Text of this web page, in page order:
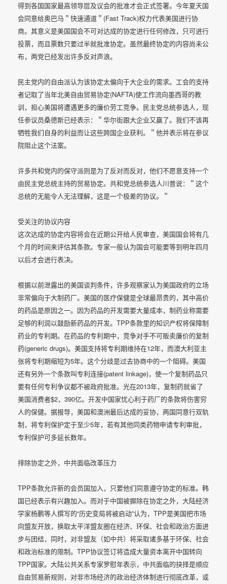
得到各国国家最高领导层及议会的批准才会正式签署。今年夏天国
会同意给奥巴马＂快速通道＂(Fast Track)权力代表美国进行协
商。其意义是美国国会不可对达成的协定进行任何修改，只可进行
投票，而且票数只要过半就批准协定。虽然最终协定的内容尚未公
布，两党已经发出许多反对声浪。
民主党内的自由派认为该协定太偏向于大企业的需求。工会的支持
者记取了当年北美自由贸易协定(NAFTA)使工作流向墨西哥的教
训，担心美国将遭遇更多的廉价劳工竞争。民主党总统参选人，现
任参议员桑德斯已经表示：＂华尔街跟大企业又赢了。我们不该再
牺牲我们自身的利益而让这些跨国企业获利。＂他并表示将在参议
院阻止这个法案。
许多共和党内的保守派则是为了反对而反对，他们不愿意支持一个
由民主党总统主持的贸易协定。共和党总统参选人川普说：＂这个
总统的无能令人无法理解，这是一个极差的协议。＂
受关注的协议内容
这次达成的协定内容将会在近期公开给人民审查，美国国会将有几
个月的时间来评估其条款。专家一般认为国会可能要等到明年四月
以后才会进行表决。
根据以前泄露出的美国谈判条件，许多观察家认为美国政府的立场
非常偏向于大制药厂。美国的医疗保健是全球最昂贵的，其中高价
的药品是原因之一。因为药品的开发需要大量成本，制药业称需要
足够的利润以鼓励新药品的开发。TPP条款里的知识产权将保障制
药业的专利期。在药品的专利期中，竞争对手不可贩卖廉价的复制
药(generic drugs)。美国支持将专利期维持在12年，而澳大利亚主
张将专利期缩短为5年。这个分歧是过去协商中的一个阻碍。美国
还有另外一个条款叫专利连接(patent linkage)，使一个复制药品只
要有任何专利争议都不被政府批准。光在2013年，复制药就省了
美国消费者$2，390亿。开发中国家忧心利于药厂的条款将伤害穷
人的保健。据报导，美国和澳洲最后达成的妥协，两国同意行双轨
制，将专利保护定于至少5年，若有其他同类药物申请专利审批，
专利保护可多延长数年。
排除协定之外，中共面临改革压力
TPP条款允许新的会员国加入，只要他们同意遵守协定的标准。韩
国已经表示有兴趣加入。而对于中国被摒除在协定之外，大陆经济
学家杨鹏等人撰写的“历史变局将被启动”认为，TPP是美国把市场
向盟友开放，换取太平洋盟友圈在经济、环保、社会和政治方面进
步与团结，同时，对非盟友（如中共）将采取诸多基于环保、社会
和政治标准的限制。TPP协议签订将造成大量资本离开中国转向
TPP国家。大陆公共关系专家罗慰年表示，中共面临的抉择是顺应
自由贸易新规则，对非市场经济的政治经济体制进行彻底改革，或